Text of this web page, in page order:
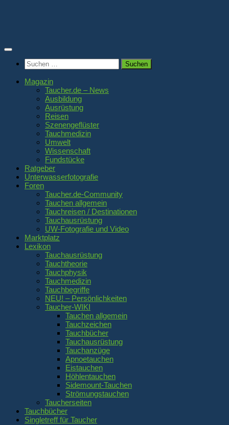
Suchen
nach:
Magazin
Taucher.de – News
Ausbildung
Ausrüstung
Reisen
Szenengeflüster
Tauchmedizin
Umwelt
Wissenschaft
Fundstücke
Ratgeber
Unterwasserfotografie
Foren
Taucher.de-Community
Tauchen allgemein
Tauchreisen / Destinationen
Tauchausrüstung
UW-Fotografie und Video
Marktplatz
Lexikon
Tauchausrüstung
Tauchtheorie
Tauchphysik
Tauchmedizin
Tauchbegriffe
NEU! – Persönlichkeiten
Taucher-WIKI
Tauchen allgemein
Tauchzeichen
Tauchbücher
Tauchausrüstung
Tauchanzüge
Apnoetauchen
Eistauchen
Höhlentauchen
Sidemount-Tauchen
Strömungstauchen
Taucherseiten
Tauchbücher
Singletreff für Taucher